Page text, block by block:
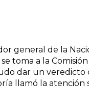
general de la
toma a la
dar un veredicto
llamó la atención